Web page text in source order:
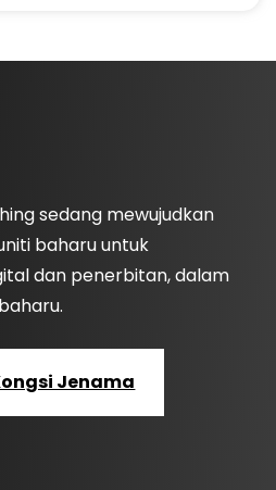
sedang mewujudkan
baharu untuk
dan penerbitan, dalam
Jenama